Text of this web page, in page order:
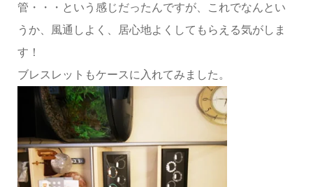
管・・・という感じだったんですが、これでなんとい
うか、風通しよく、居心地よくしてもらえる気がしま
す！
ブレスレットもケースに入れてみました。